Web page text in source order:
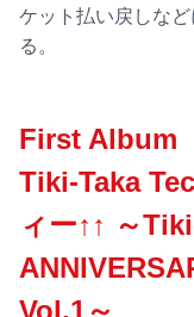
ケット払い戻しな
る。
First Album
Tiki-Taka
ィー↑↑ ～